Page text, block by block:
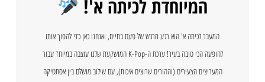
המיוחדת לכיתה א'!
המעבר לכיתה א' הוא רגע מרגש של פעם בחיים, ואנחנו כאן כדי להפוך אותו
להופעה הכי טובה בעיר! ערכת ה-K-Pop המושקעת שלנו עוצבה במיוחד עבור
המעריצים הצעירים (וההורים שרוצים איכות), עם שילוב מושלם בין אסתטיקה